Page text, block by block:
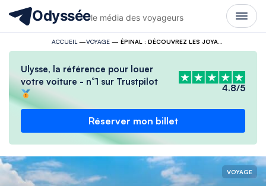
Odysséele média des voyageurs
ACCUEIL —VOYAGE— ÉPINAL : DÉCOUVREZ LES JOYAUX CULTURELS ET NATURELS DES VOSGES !
Ulysse, la référence pour louer
votre voiture - n°1 sur Trustpilot
4.8/5
Réserver mon billet
VOYAGE